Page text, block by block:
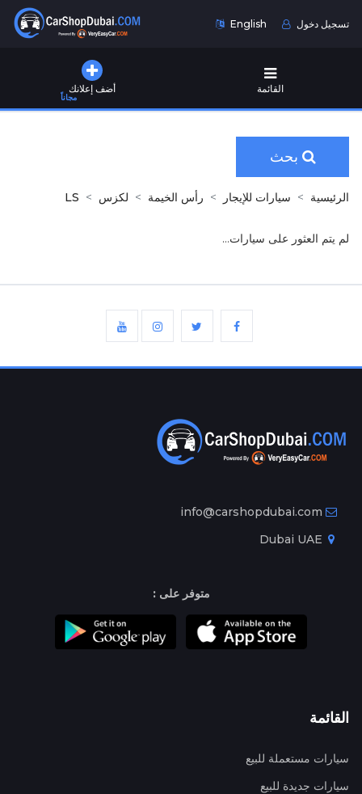
English تسجيل دخول
أضف إعلانك
مجاناً
القائمة
بحث
الرئيسية سيارات للإيجار رأس الخيمة لكزس LS
لم يتم العثور على سيارات...
info@carshopdubai.com
متوفر على :
القائمة
سيارات مستعملة للبيع
سيارات جديدة للبيع